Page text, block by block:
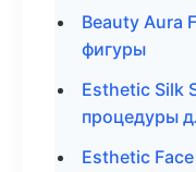
Beauty Aura
фигуры
Esthetic Silk
процедуры
Esthetic